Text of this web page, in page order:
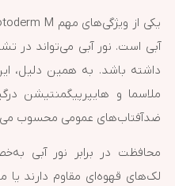
آبی است. نور آبی می‌تواند در
داشته باشد. به همین دلیل،
ملاسما و هایپرپیگمنتیشن
ضدآفتاب‌های عمومی محسوب
محافظت در برابر نور آبی
لک‌های قهوه‌ای مقاوم دارند یا